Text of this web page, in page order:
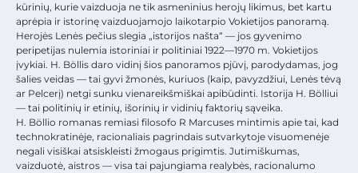
kūrinių, kurie vaizduoja ne tik asmeninius herojų likimus, bet kartu
aprėpia ir istorinę vaizduojamojo laikotarpio Vokietijos panoramą.
Herojės Lenės pečius slegia „istorijos našta“ — jos gyvenimo
peripetijas nulemia istoriniai ir politiniai 1922—1970 m. Vokietijos
įvykiai. H. Böllis daro vidinį šios panoramos pjūvį, parodydamas, jog
šalies veidas — tai gyvi žmonės, kuriuos (kaip, pavyzdžiui, Lenės tėvą
ar Pelcerį) netgi sunku vienareikšmiškai apibūdinti. Istorija H. Bölliui
— tai politinių ir etinių, išorinių ir vidinių faktorių sąveika.
H. Böllio romanas remiasi filosofo R Marcuses mintimis apie tai, kad
technokratinėje, racionaliais pagrindais sutvarkytoje visuomenėje
negali visiškai atsiskleisti žmogaus prigimtis. Jutimiškumas,
vaizduotė, aistros — visa tai pajungiama realybės, racionalumo